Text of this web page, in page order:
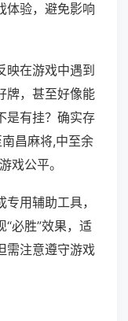
体验，避免影响
映在游戏中遇到
牌，甚至好像能
是有挂？确实存
昌麻将,中至余
戏公平。
用辅助工具，
必胜”效果，适
需注意遵守游戏